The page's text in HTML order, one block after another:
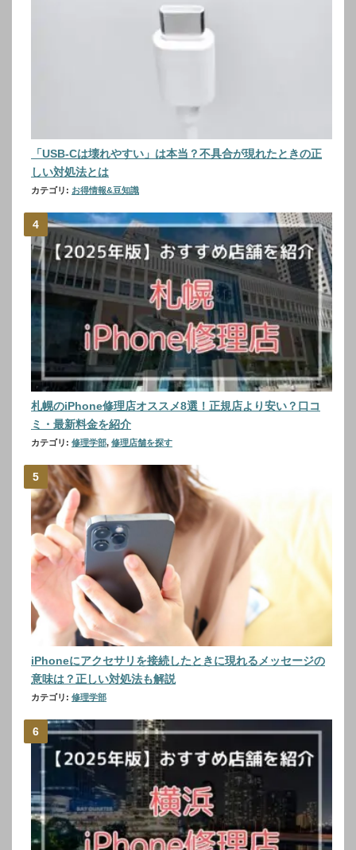
「USB-Cは壊れやすい」は本当？不具合が現れたときの正
しい対処法とは
カテゴリ: お得情報&豆知識
札幌のiPhone修理店オススメ8選！正規店より安い？口コ
ミ・最新料金を紹介
カテゴリ: 修理学部, 修理店舗を探す
iPhoneにアクセサリを接続したときに現れるメッセージの
意味は？正しい対処法も解説
カテゴリ: 修理学部